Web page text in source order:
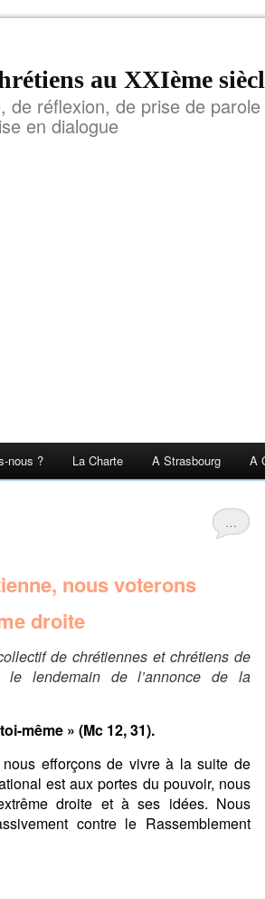
au XXIème
de réflexion, de prise de
en dialogue
nous ? La Charte A Strasbourg A
…
nous voterons
droite
de chrétiennes et chrétiens de
le lendemain de l’annonce de la
même » (Mc 12, 31).
efforçons de vivre à la suite de
est aux portes du pouvoir, nous
droite et à ses idées. Nous
contre le Rassemblement